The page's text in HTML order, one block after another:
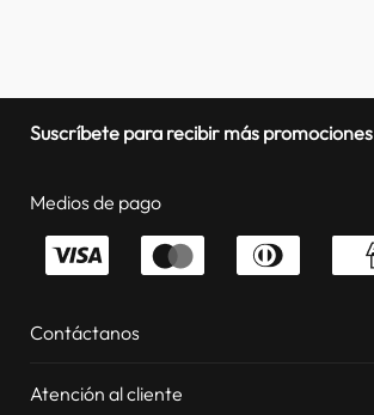
Suscríbete para recibir más promociones
Medios de pago
Contáctanos
Atención al cliente